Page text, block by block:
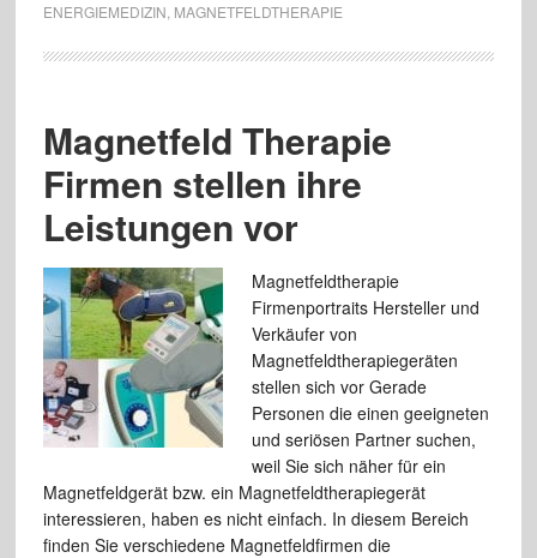
ENERGIEMEDIZIN MAGNETFELDTHERAPIE
Magnetfeld Therapie
Firmen stellen ihre
Leistungen vor
Magnetfeldtherapie
Firmenportraits Hersteller und
Verkäufer von
Magnetfeldtherapiegeräten
stellen sich vor Gerade
Personen die einen geeigneten
und seriösen Partner suchen,
weil Sie sich näher für ein
Magnetfeldgerät bzw. ein Magnetfeldtherapiegerät
interessieren, haben es nicht einfach. In diesem Bereich
finden Sie verschiedene Magnetfeldfirmen die